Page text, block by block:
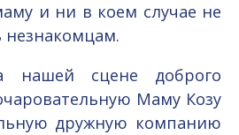
и ни в коем случае не
незнакомцам.
нашей сцене доброго
Маму Козу
дружную компанию